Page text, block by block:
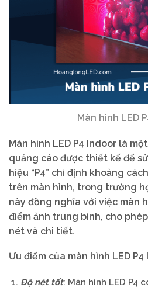
Màn hình LED
Màn hình LED P4 Indoor là
quảng cáo được thiết kế để
hiệu “P4” chỉ định khoảng
trên màn hình, trong trường
này đồng nghĩa với việc màn
điểm ảnh trung bình, cho
nét và chi tiết.
Ưu điểm của màn hình LED P4
Độ nét tốt: Màn hình LED P4